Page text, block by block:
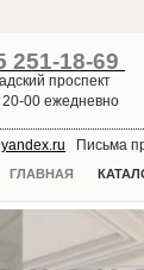
ГЛАВНАЯ
251-18-69
проспект
20-00 ежедневно
Письма